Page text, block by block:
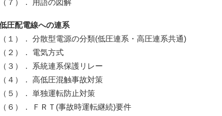
）． 用語の図解
圧配電線への連系
）． 分散型電源の分類(低圧連系・高圧連系共通)
）． 電気方式
）． 系統連系保護リレー
）． 高低圧混触事故対策
）． 単独運転防止対策
）． ＦＲＴ(事故時運転継続)要件